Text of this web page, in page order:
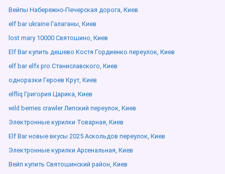
Вейпы Набережно-Печерская дорога, Киев
elf bar ukraine Галаганы, Киев
lost mary 10000 Святошино, Киев
Elf Bar купить дешево Костя Гордиенко переулок, Киев
elf bar elfx pro Станиславского, Киев
одноразки Героев Крут, Киев
elfliq Григория Царика, Киев
wild berries crawler Липский переулок, Киев
Электронные курилки Товарная, Киев
Elf Bar новые вкусы 2025 Аскольдов переулок, Киев
Электронные курилки Арсенальная, Киев
Вейп купить Святошинский район, Киев